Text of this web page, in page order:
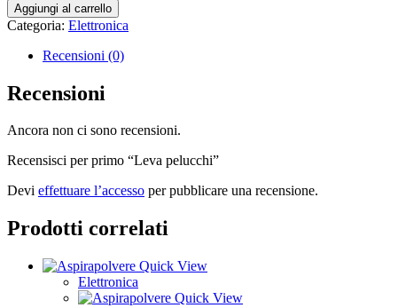
Aggiungi al carrello
Categoria: Elettronica
Recensioni (0)
Recensioni
Ancora non ci sono recensioni.
Recensisci per primo “Leva pelucchi”
Devi effettuare l’accesso per pubblicare una recensione.
Prodotti correlati
Quick View
Elettronica
Quick View